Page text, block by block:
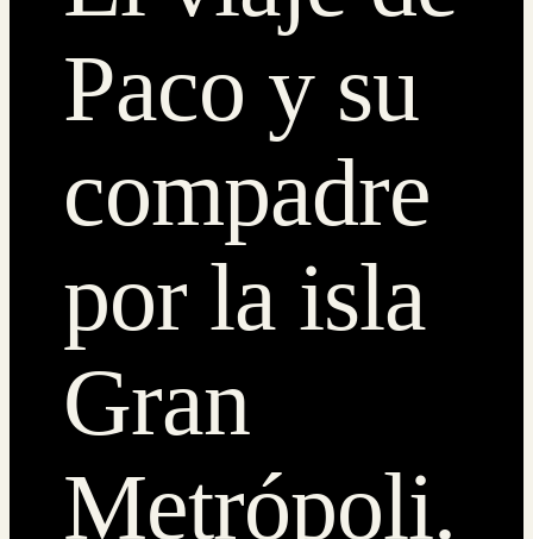
Paco y su
compadre
por la isla
Gran
Metrópoli.